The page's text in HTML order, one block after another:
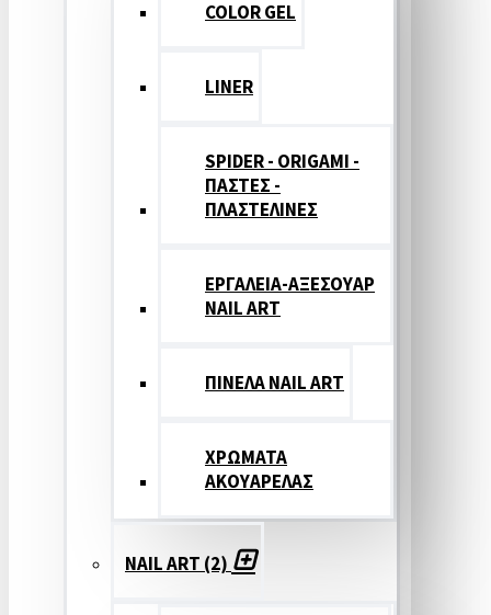
COLOR GEL
LINER
SPIDER - ORIGAMI -
ΠΑΣΤΕΣ -
ΠΛΑΣΤΕΛΙΝΕΣ
ΕΡΓΑΛΕΙΑ-ΑΞΕΣΟΥΑΡ
NAIL ART
ΠΙΝΕΛΑ NAIL ART
ΧΡΩΜΑΤΑ
ΑΚΟΥΑΡΕΛΑΣ
NAIL ART (2)